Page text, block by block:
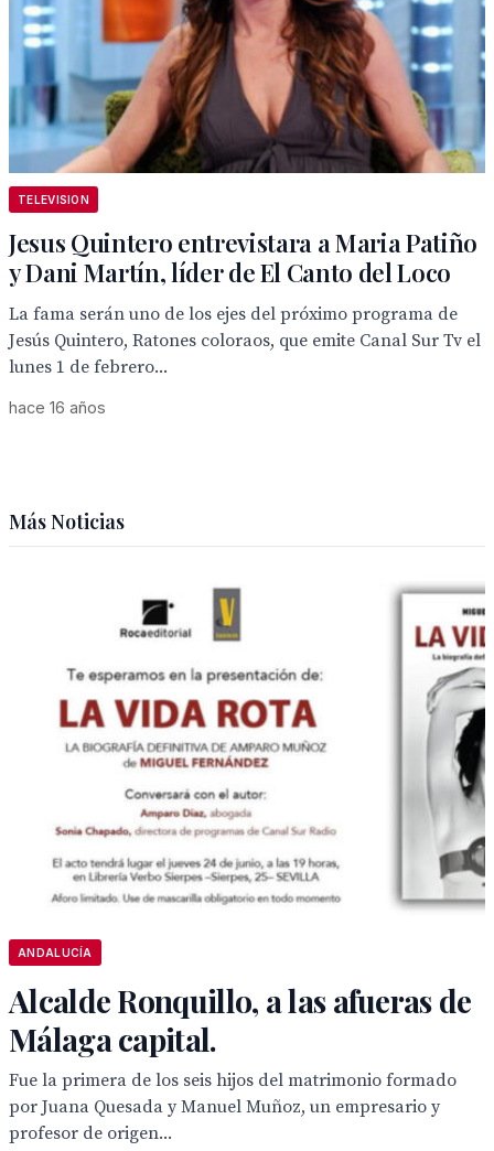
TELEVISION
Jesus Quintero entrevistara a Maria Patiño
y Dani Martín, líder de El Canto del Loco
La fama serán uno de los ejes del próximo programa de
Jesús Quintero, Ratones coloraos, que emite Canal Sur Tv el
lunes 1 de febrero...
hace 16 años
Más Noticias
ANDALUCÍA
Alcalde Ronquillo, a las afueras de
Málaga capital.
Fue la primera de los seis hijos del matrimonio formado
por Juana Quesada y Manuel Muñoz, un empresario y
profesor de origen...